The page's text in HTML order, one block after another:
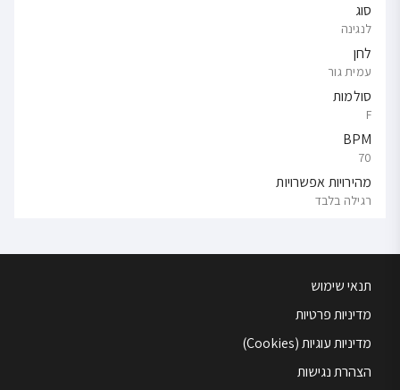
סוג
לנגינה
לחן
עמית גור
סולמות
F
BPM
70
מהירויות אפשרויות
רגילה בלבד
תנאי שימוש
מדיניות פרטיות
מדיניות עוגיות (Cookies)
הצהרת נגישות